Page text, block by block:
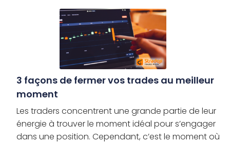
3 façons de fermer vos trades au meilleur
moment
Les traders concentrent une grande partie de leur
énergie à trouver le moment idéal pour s’engager
dans une position. Cependant, c’est le moment où